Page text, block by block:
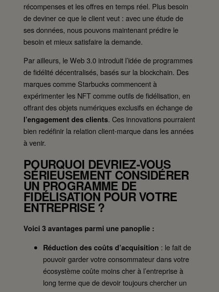
récompenses et les offres en temps réel. Plus besoin
de deviner ce que le client veut : avec une étude de
ses données, nous pouvons maintenant prédire le
besoin et mieux satisfaire la demande.
Par ailleurs, le Web 3.0 introduit l’idée de programmes
de fidélité décentralisés, basés sur la blockchain. Des
marques comme Starbucks commencent à
expérimenter les NFT comme outils de fidélisation, en
offrant des objets numériques exclusifs en échange de
l’engagement des clients. Ces innovations pourraient
bien redéfinir la relation client-marque dans les années
à venir.
POURQUOI DEVRIEZ-VOUS
SÉRIEUSEMENT CONSIDÉRER
UN PROGRAMME DE
FIDÉLISATION POUR VOTRE
ENTREPRISE ?
Voici 3 avantages parmi une panoplie :
Réduction des coûts d’acquisition : le fait de
pouvoir garder votre consommateur dans votre
écosystème coûte moins cher à l’entreprise à
long terme que de devoir toujours chercher un